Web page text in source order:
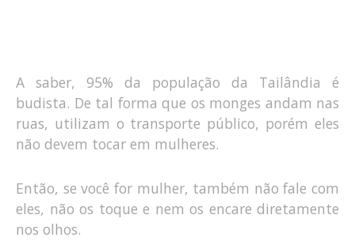
A saber, 95% da população da Tailândia é
budista. De tal forma que os monges andam nas
ruas, utilizam o transporte público, porém eles
não devem tocar em mulheres.
Então, se você for mulher, também não fale com
eles, não os toque e nem os encare diretamente
nos olhos.